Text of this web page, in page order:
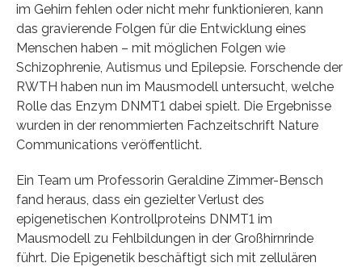
im Gehirn fehlen oder nicht mehr funktionieren, kann
das gravierende Folgen für die Entwicklung eines
Menschen haben – mit möglichen Folgen wie
Schizophrenie, Autismus und Epilepsie. Forschende der
RWTH haben nun im Mausmodell untersucht, welche
Rolle das Enzym DNMT1 dabei spielt. Die Ergebnisse
wurden in der renommierten Fachzeitschrift Nature
Communications veröffentlicht.
Ein Team um Professorin Geraldine Zimmer-Bensch
fand heraus, dass ein gezielter Verlust des
epigenetischen Kontrollproteins DNMT1 im
Mausmodell zu Fehlbildungen in der Großhirnrinde
führt. Die Epigenetik beschäftigt sich mit zellulären